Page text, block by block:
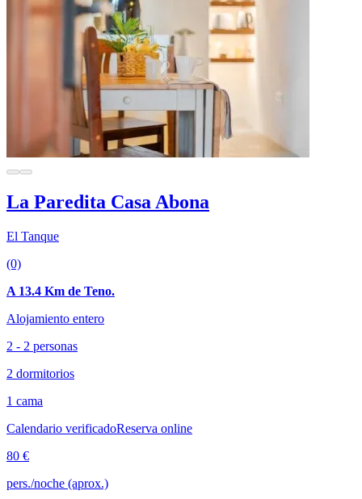
La Paredita Casa Abona
El Tanque
(0)
A 13.4 Km de Teno.
Alojamiento entero
2 - 2 personas
2 dormitorios
1 cama
Calendario verificadoReserva online
80 €
pers./noche (aprox.)